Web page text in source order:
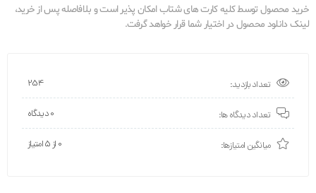
خرید محصول توسط کلیه کارت های شتاب امکان پذیر است و بلافاصله پس از خرید،
لینک دانلود محصول در اختیار شما قرار خواهد گرفت.
تعداد بازدید: 254
تعداد دیدگاه ها: 0 دیدگاه
میانگین امتیازها: 0 از ۵ امتیاز